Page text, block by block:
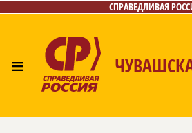
СПРАВЕДЛИВАЯ
≡